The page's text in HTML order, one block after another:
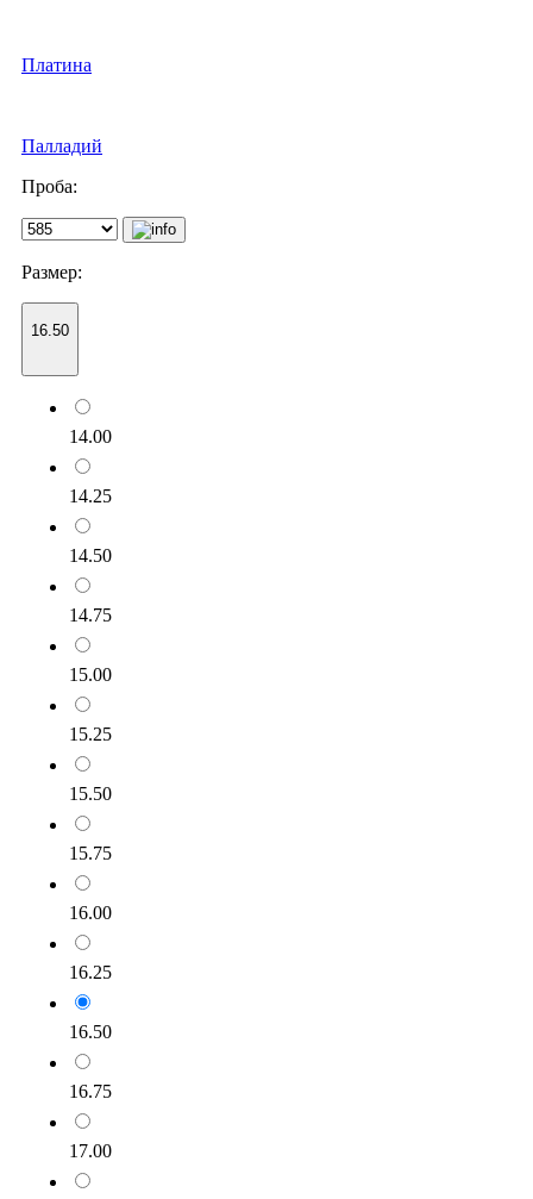
Платина
Палладий
Проба:
Размер:
16.50
14.00
14.25
14.50
14.75
15.00
15.25
15.50
15.75
16.00
16.25
16.50
16.75
17.00